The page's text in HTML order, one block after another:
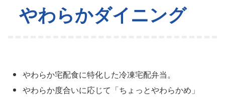
やわらかダイニング
やわらか宅配食に特化した冷凍宅配弁当。
やわらか度合いに応じて「ちょっとやわらかめ」